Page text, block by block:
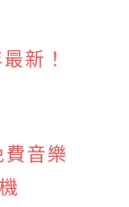
新！
音樂